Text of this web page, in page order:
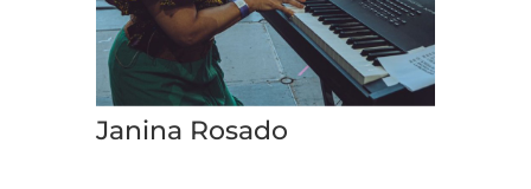
Janina Rosado